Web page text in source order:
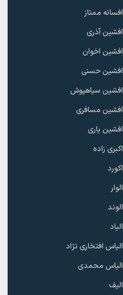
افسانه ممتاز
افشین آذری
افشین اخوان
افشین حسنی
افشین سیاهپوش
افشین مسافری
افشین یاری
اکبری زاده
اکورد
الوار
الوند
الیاد
الیاس افتخاری نژاد
الیاس محمدی
الیف